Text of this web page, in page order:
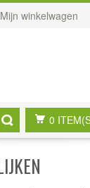
Mijn winkelwagen
0